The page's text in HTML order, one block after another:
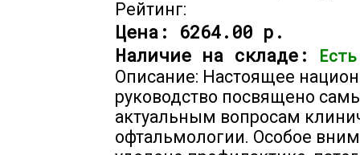
Рейтинг:
Цена: 6264.00 р.
Наличие на складе:
Описание: Настоящее
руководство посвящено
актуальным вопросам
офтальмологии. Особое